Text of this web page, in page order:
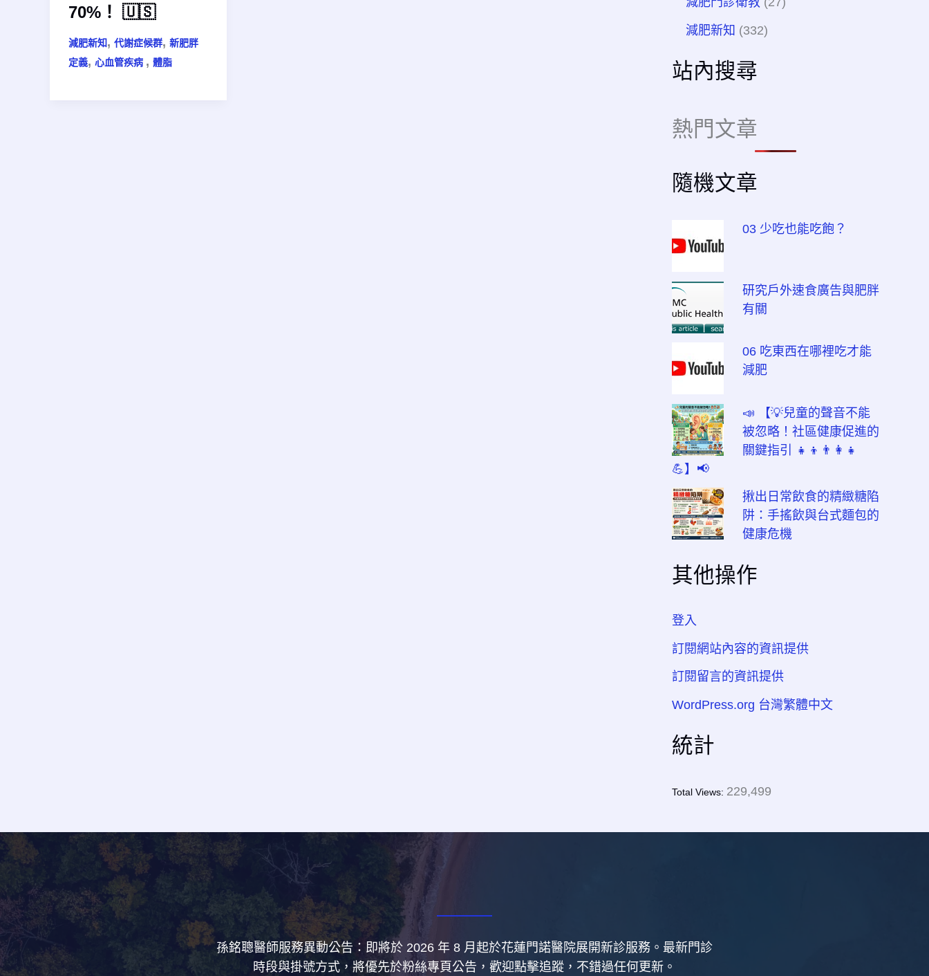
70%！ 🇺🇸
減肥新知, 代謝症候群, 新肥胖
定義, 心血管疾病 ​ , 體脂
減肥新知 (332)
站內搜尋
熱門文章
隨機文章
03 少吃也能吃飽？
研究戶外速食廣告與肥胖
有關
06 吃東西在哪裡吃才能
減肥
📣 【💡兒童的聲音不能
被忽略！社區健康促進的
關鍵指引 👧👦👨‍👩‍👧
💪】📢
揪出日常飲食的精緻糖陷
阱：手搖飲與台式麵包的
健康危機
其他操作
登入
訂閱網站內容的資訊提供
訂閱留言的資訊提供
WordPress.org 台灣繁體中文
統計
Total Views: 229,499
孫銘聰醫師服務異動公告：即將於 2026 年 8 月起於花蓮門諾醫院展開新診服務。最新門診
時段與掛號方式，將優先於粉絲專頁公告，歡迎點擊追蹤，不錯過任何更新。